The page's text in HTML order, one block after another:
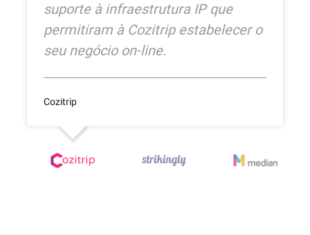
suporte à infraestrutura IP que
permitiram à Cozitrip estabelecer o
seu negócio on-line.
Cozitrip